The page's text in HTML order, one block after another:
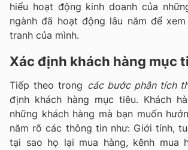
hiểu hoạt động kinh doanh của
ngành đã hoạt động lâu năm để
tranh của mình.
Xác định khách hàng mục
Tiếp theo trong các bước phân tích
định khách hàng mục tiêu. Khách
những khách hàng mà bạn muốn
năm rõ các thông tin như: Giới tính,
tại sao họ lại mua hàng, kênh mua